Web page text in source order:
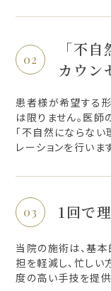
「不
カウン
患者様が希望する
は限りません。医師
「不自然にならない
レーションを行います
1回で
当院の施術は、基
担を軽減し、忙しい
度の高い手技を提供